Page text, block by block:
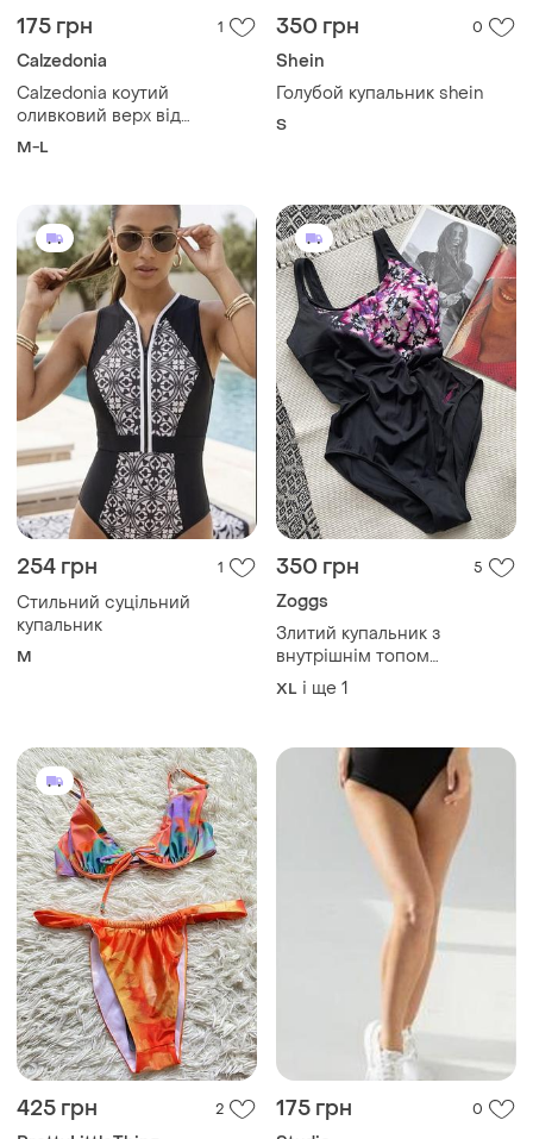
175 грн 1
Calzedonia
Calzedonia коутий
оливковий верх від
купальника на зав‘язки
M-L
350 грн 0
Shein
Голубой купальник shein
S
254 грн 1
Стильний суцільний
купальник
M
350 грн 5
Zoggs
Злитий купальник з
внутрішнім топом
суцільний купальник
XL і ще 1
425 грн 2 175 грн 0